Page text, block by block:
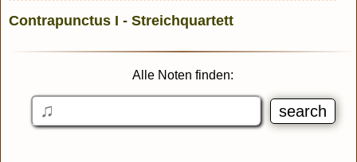
Alle Noten finden: